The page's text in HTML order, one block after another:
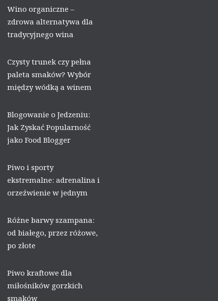
Wino organiczne –
zdrowa alternatywa dla
tradycyjnego wina
Czysty trunek czy pełna
paleta smaków? Wybór
między wódką a winem
Blogowanie o Jedzeniu:
Jak Zyskać Popularność
jako Food Blogger
Piwo i sporty
ekstremalne: adrenalina i
orzeźwienie w jednym
Różne barwy szampana:
od białego, przez różowe,
po złote
Piwo kraftowe dla
miłośników gorzkich
smaków